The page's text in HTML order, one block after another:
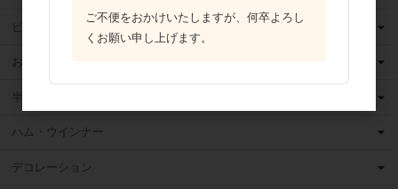
ピューレ・ペースト
お菓子・パン材料
半製品・お手軽食材
ハム・ウインナー
デコレーション
ご不便をおかけいたしますが、何卒よろし
くお願い申し上げます。